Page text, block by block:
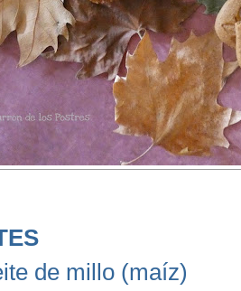
de millo (maíz)